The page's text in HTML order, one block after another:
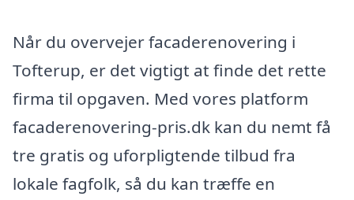
Når du overvejer facaderenovering i
Tofterup, er det vigtigt at finde det rette
firma til opgaven. Med vores platform
facaderenovering-pris.dk kan du nemt få
tre gratis og uforpligtende tilbud fra
lokale fagfolk, så du kan træffe en